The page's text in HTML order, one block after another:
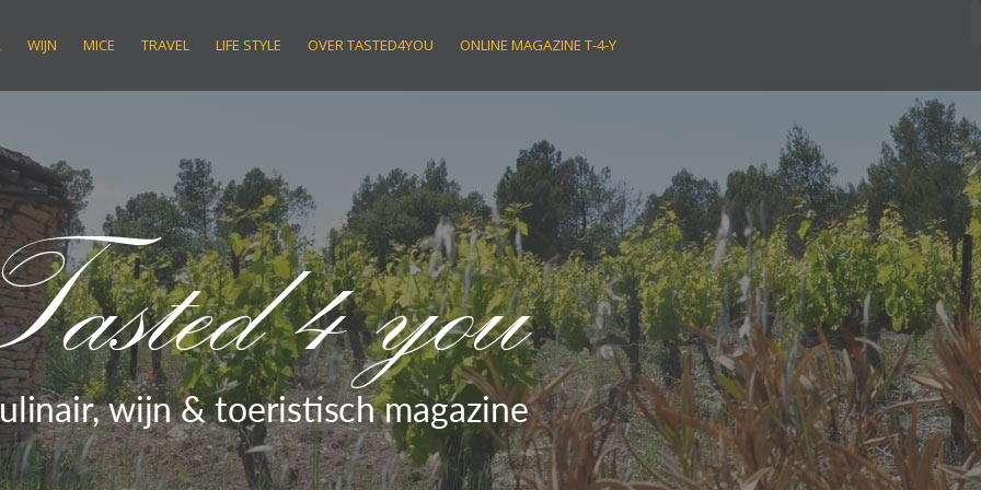
WIJN MICE TRAVEL LIFE STYLE OVER TASTED4YOU ONLINE MAGAZINE T-4-Y